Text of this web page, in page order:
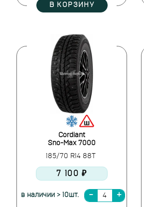
В КОРЗИНУ
Cordiant
Sno-Max 7000
185/70 R14 88T
7 100 ₽
в наличии > 10шт.